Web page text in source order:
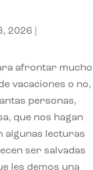
2026
afrontar mucho
vacaciones o no,
personas,
que nos hagan
algunas lecturas
ser salvadas
les demos una